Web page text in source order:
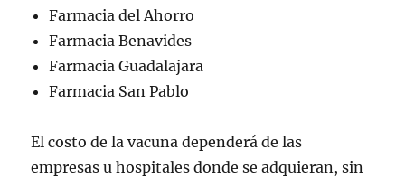
Farmacia del Ahorro
Farmacia Benavides
Farmacia Guadalajara
Farmacia San Pablo
El costo de la vacuna dependerá de las
empresas u hospitales donde se adquieran, sin